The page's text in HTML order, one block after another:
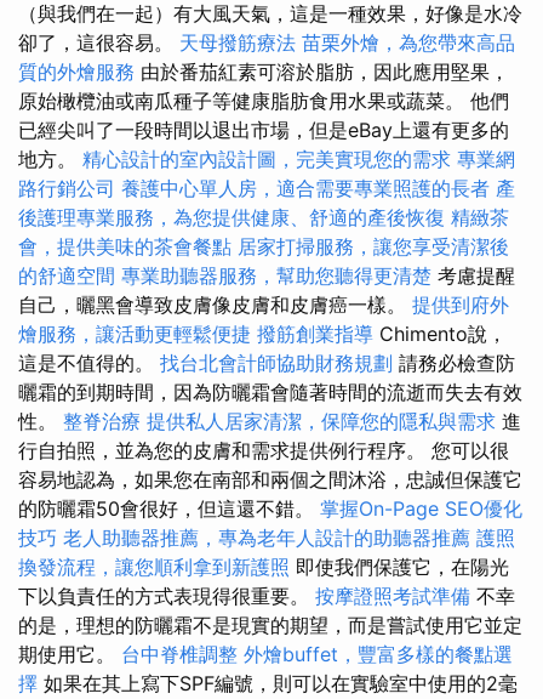
（與我們在一起）有大風天氣，這是一種效果，好像是水冷
卻了，這很容易。 天母撥筋療法 苗栗外燴，為您帶來高品
質的外燴服務 由於番茄紅素可溶於脂肪，因此應用堅果，
原始橄欖油或南瓜種子等健康脂肪食用水果或蔬菜。 他們
已經尖叫了一段時間以退出市場，但是eBay上還有更多的
地方。 精心設計的室內設計圖，完美實現您的需求 專業網
路行銷公司 養護中心單人房，適合需要專業照護的長者 產
後護理專業服務，為您提供健康、舒適的產後恢復 精緻茶
會，提供美味的茶會餐點 居家打掃服務，讓您享受清潔後
的舒適空間 專業助聽器服務，幫助您聽得更清楚 考慮提醒
自己，曬黑會導致皮膚像皮膚和皮膚癌一樣。 提供到府外
燴服務，讓活動更輕鬆便捷 撥筋創業指導 Chimento說，
這是不值得的。 找台北會計師協助財務規劃 請務必檢查防
曬霜的到期時間，因為防曬霜會隨著時間的流逝而失去有效
性。 整脊治療 提供私人居家清潔，保障您的隱私與需求 進
行自拍照，並為您的皮膚和需求提供例行程序。 您可以很
容易地認為，如果您在南部和兩個之間沐浴，忠誠但保護它
的防曬霜50會很好，但這還不錯。 掌握On-Page SEO優化
技巧 老人助聽器推薦，專為老年人設計的助聽器推薦 護照
換發流程，讓您順利拿到新護照 即使我們保護它，在陽光
下以負責任的方式表現得很重要。 按摩證照考試準備 不幸
的是，理想的防曬霜不是現實的期望，而是嘗試使用它並定
期使用它。 台中脊椎調整 外燴buffet，豐富多樣的餐點選
擇 如果在其上寫下SPF編號，則可以在實驗室中使用的2毫